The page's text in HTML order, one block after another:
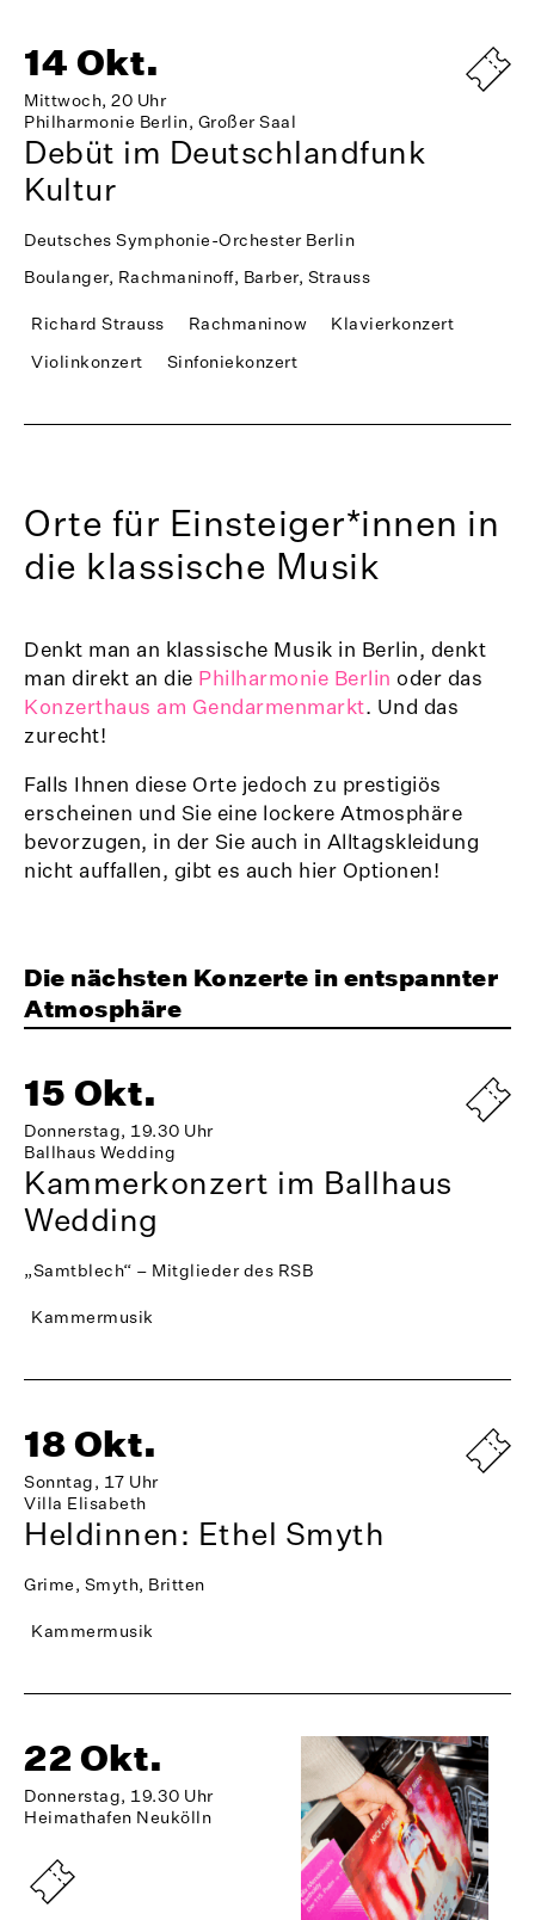
14 Okt.
Mittwoch, 20 Uhr
Philharmonie Berlin, Großer Saal
Debüt im Deutschlandfunk
Kultur
Deutsches Symphonie-Orchester Berlin
Boulanger, Rachmaninoff, Barber, Strauss
Richard Strauss Rachmaninow
Klavierkonzert
Violinkonzert
Sinfoniekonzert
Orte für Einsteiger*innen in
die klassische Musik
Denkt man an klassische Musik in Berlin, denkt
man direkt an die Philharmonie Berlin oder das
Konzerthaus am Gendarmenmarkt. Und das
zurecht!
Falls Ihnen diese Orte jedoch zu prestigiös
erscheinen und Sie eine lockere Atmosphäre
bevorzugen, in der Sie auch in Alltagskleidung
nicht auffallen, gibt es auch hier Optionen!
Die nächsten Konzerte in entspannter
Atmosphäre
15 Okt.
Donnerstag, 19.30 Uhr
Ballhaus Wedding
Kammerkonzert im Ballhaus
Wedding
„Samtblech“ – Mitglieder des RSB
Kammermusik
18 Okt.
Sonntag, 17 Uhr
Villa Elisabeth
Heldinnen: Ethel Smyth
Grime, Smyth, Britten
Kammermusik
22 Okt.
Donnerstag, 19.30 Uhr
Heimathafen Neukölln